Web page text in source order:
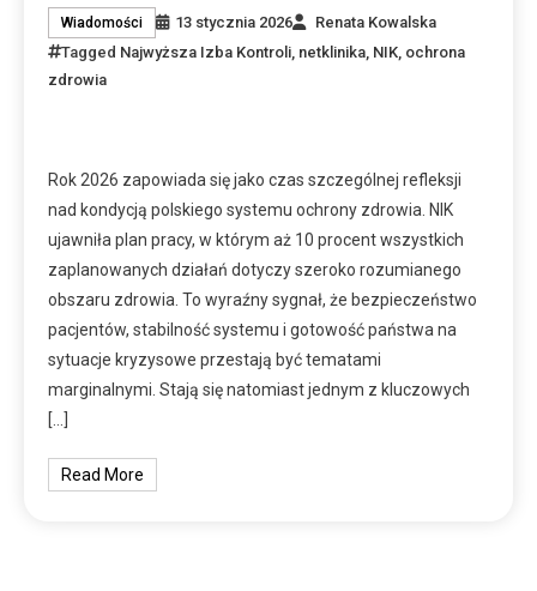
Wiadomości 13 stycznia 2026
Renata Kowalska
Tagged Najwyższa Izba Kontroli, netklinika, NIK, ochrona
zdrowia
Rok 2026 zapowiada się jako czas szczególnej refleksji
nad kondycją polskiego systemu ochrony zdrowia. NIK
ujawniła plan pracy, w którym aż 10 procent wszystkich
zaplanowanych działań dotyczy szeroko rozumianego
obszaru zdrowia. To wyraźny sygnał, że bezpieczeństwo
pacjentów, stabilność systemu i gotowość państwa na
sytuacje kryzysowe przestają być tematami
marginalnymi. Stają się natomiast jednym z kluczowych
[…]
Read More